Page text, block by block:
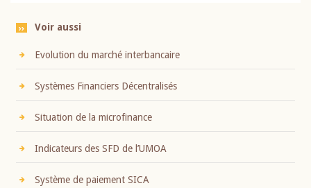
Voir aussi
Evolution du marché interbancaire
Systèmes Financiers Décentralisés
Situation de la microfinance
Indicateurs des SFD de l’UMOA
Système de paiement SICA